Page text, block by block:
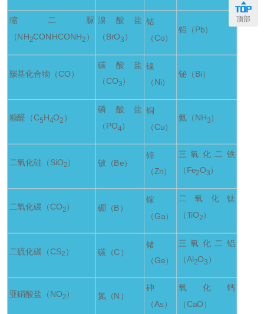
缩二脲
（NH2CONHCONH2 ）
溴酸盐
（BrO3 ）
钴
（Co）
铅（Pb）
羰基化合物（CO）
碳酸盐
（CO3）
镍
（Ni）
铋（Bi）
糠醛（C5H4O2 ）
磷酸盐
（PO4）
铜
（Cu）
氨（NH3）
二氧化硅（SiO2） 铍（Be）
锌
（Zn）
三氧化二铁
（Fe2O3）
二氧化碳（CO2） 硼（B）
镓
（Ga）
二氧化钛
（TiO2）
二硫化碳（CS2 ） 碳（C）
锗
（Ge）
三氧化二铝
（Al2O3 ）
亚硝酸盐（NO2） 氮（N）
砷
（As）
氧化钙
（CaO）
顶部